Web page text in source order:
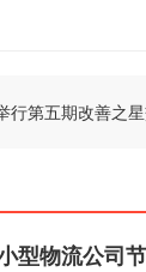
行第五期改善之
型物流公司